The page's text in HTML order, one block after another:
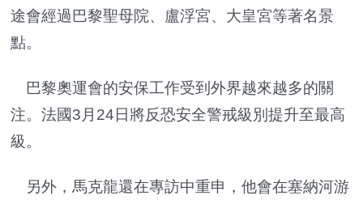
途會經過巴黎聖母院、盧浮宮、大皇宮等著名景
點。
巴黎奧運會的安保工作受到外界越來越多的關
注。法國3月24日將反恐安全警戒級別提升至最高
級。
另外，馬克龍還在專訪中重申，他會在塞納河游